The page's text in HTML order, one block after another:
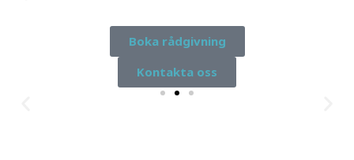
Boka rådgivning
Kontakta oss